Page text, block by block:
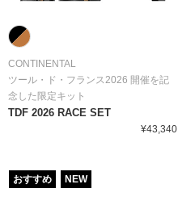
CONTINENTAL
ツール・ド・フランス2026 開催を記
念した限定キット
TDF 2026 RACE SET
¥43,340
おすすめ NEW